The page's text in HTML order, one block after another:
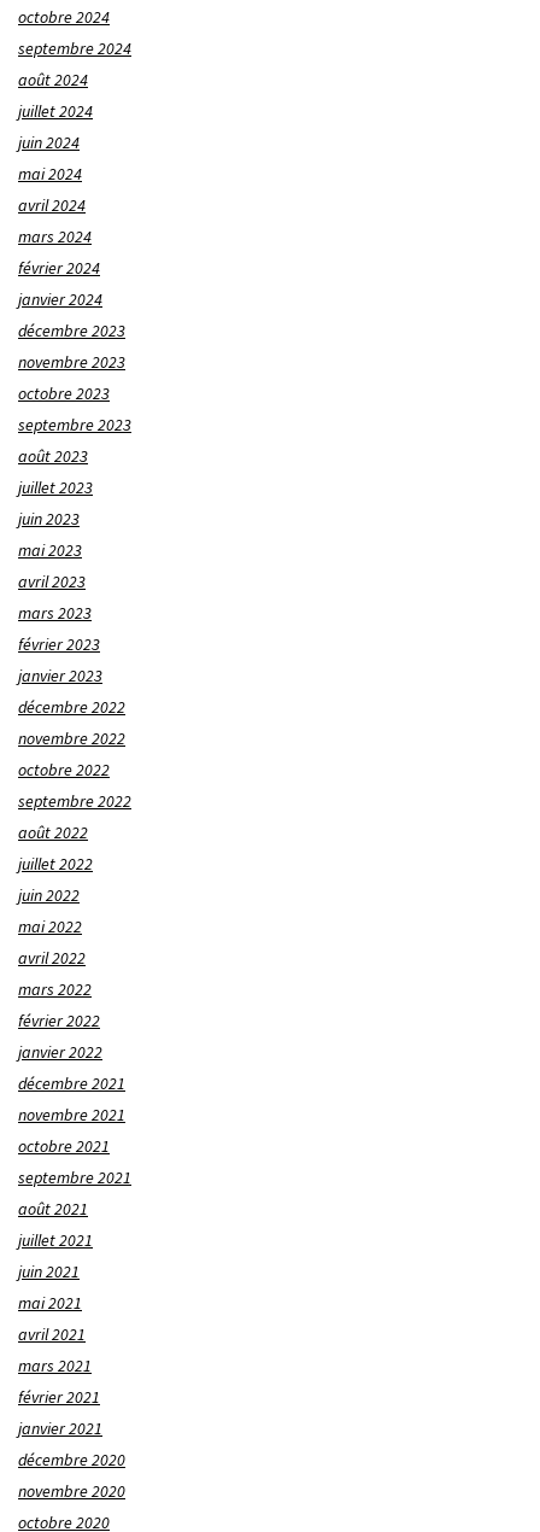
octobre 2024
septembre 2024
août 2024
juillet 2024
juin 2024
mai 2024
avril 2024
mars 2024
février 2024
janvier 2024
décembre 2023
novembre 2023
octobre 2023
septembre 2023
août 2023
juillet 2023
juin 2023
mai 2023
avril 2023
mars 2023
février 2023
janvier 2023
décembre 2022
novembre 2022
octobre 2022
septembre 2022
août 2022
juillet 2022
juin 2022
mai 2022
avril 2022
mars 2022
février 2022
janvier 2022
décembre 2021
novembre 2021
octobre 2021
septembre 2021
août 2021
juillet 2021
juin 2021
mai 2021
avril 2021
mars 2021
février 2021
janvier 2021
décembre 2020
novembre 2020
octobre 2020